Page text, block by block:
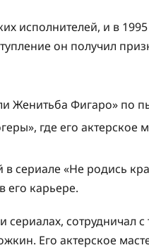
исполнителей, и в
он получил
Женитьба Фигаро» по
где его актерское
сериале «Не родись
его карьере.
сотрудничал
Его актерское